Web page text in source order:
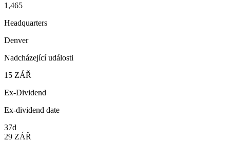
1,465
Headquarters
Denver
Nadcházející události
15 ZÁŘ
Ex-Dividend
Ex-dividend date
37d
29 ZÁŘ